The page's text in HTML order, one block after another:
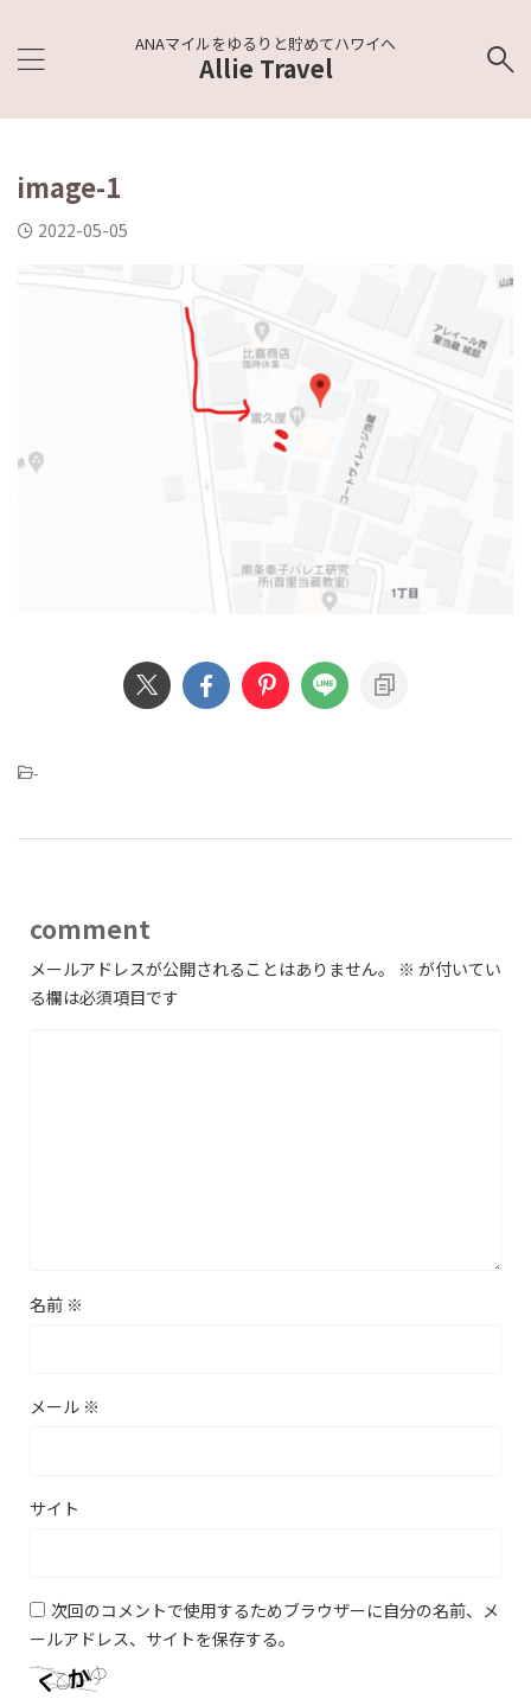
ANAマイルをゆるりと貯めてハワイへ
Allie Travel
image-1
2022-05-05
-
comment
メールアドレスが公開されることはありません。 ※ が付いてい
る欄は必須項目です
名前 ※
メール ※
サイト
次回のコメントで使用するためブラウザーに自分の名前、メ
ールアドレス、サイトを保存する。